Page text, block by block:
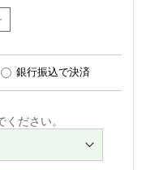
銀行振込で決済
ださい。